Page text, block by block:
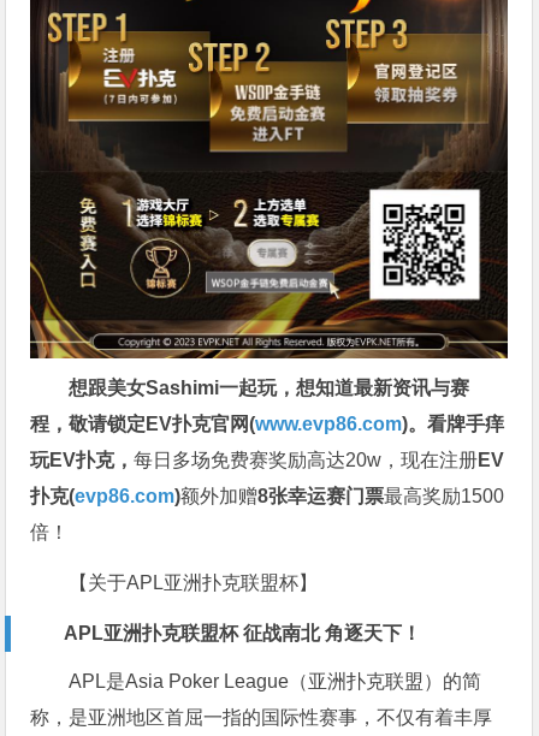
想跟美女Sashimi一起玩，想知道最新资讯与赛
程，敬请锁定EV扑克官网(www.evp86.com)。看牌手痒
玩EV扑克，每日多场免费赛奖励高达20w，现在注册EV
扑克(evp86.com)额外加赠8张幸运赛门票最高奖励1500
倍！
【关于APL亚洲扑克联盟杯】
APL亚洲扑克联盟杯 征战南北 角逐天下！
APL是Asia Poker League（亚洲扑克联盟）的简
称，是亚洲地区首屈一指的国际性赛事，不仅有着丰厚